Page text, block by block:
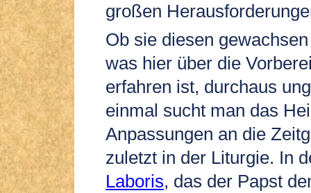
großen
Ob sie diesen
was hier über die
erfahren ist, durchaus
einmal sucht man das
Anpassungen an die
zuletzt in der Liturgie. In
Laboris, das der Papst